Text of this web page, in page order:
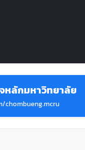
หลักมหาวิทยาลัย
chombueng.mcru